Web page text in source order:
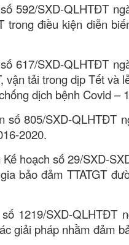
592/SXD-QLHTĐT
trong điều kiện diễn
617/SXD-QLHTĐT
vận tải trong dịp Tết và
dịch bệnh Covid –
số 805/SXD-QLHTĐT
2020.
hoạch số 29/SXD-
bảo đảm TTATGT
1219/SXD-QLHTĐT
giải pháp nhằm đảm